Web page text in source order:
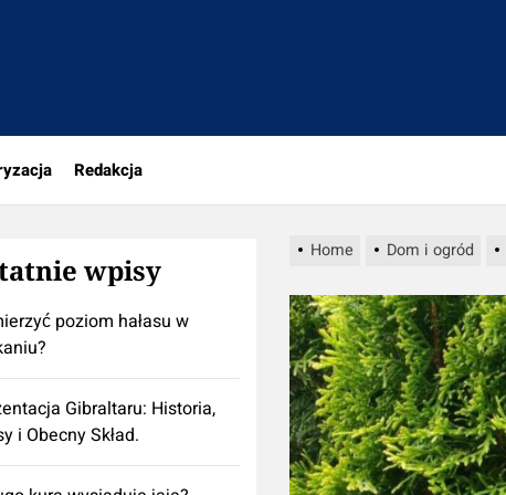
Redakcja
Home Dom i ogród
wpisy
poziom hałasu w
Gibraltaru: Historia,
i Obecny Skład.